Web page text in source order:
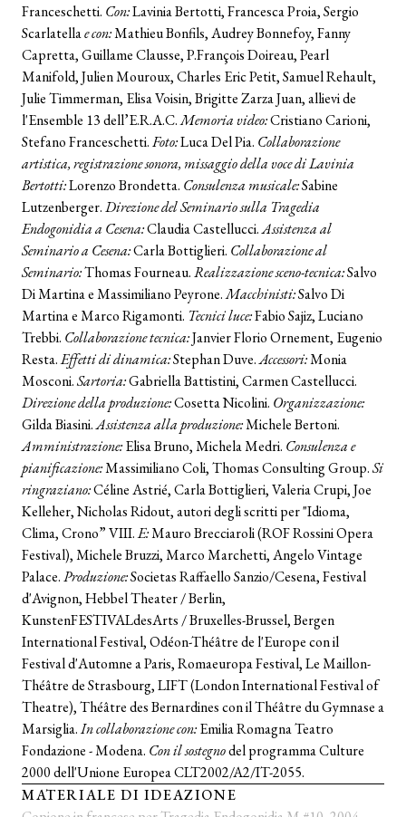
Franceschetti. Con:Lavinia Bertotti, Francesca Proia, Sergio
Scarlatellae con:Mathieu Bonfils, Audrey Bonnefoy, Fanny
Capretta, Guillame Clausse, P.François Doireau, Pearl
Manifold, Julien Mouroux, Charles Eric Petit, Samuel Rehault,
Julie Timmerman, Elisa Voisin, Brigitte Zarza Juan, allievi de
l'Ensemble 13 dell’E.R.A.C.Memoria video:Cristiano Carioni,
Stefano Franceschetti.Foto:Luca Del Pia. Collaborazione
artistica, registrazione sonora, missaggio della voce di Lavinia
Bertotti:Lorenzo Brondetta. Consulenza musicale:Sabine
Lutzenberger.Direzione del Seminario sulla Tragedia
Endogonidia a Cesena:Claudia Castellucci.Assistenza al
Seminario a Cesena:Carla Bottiglieri. Collaborazione al
Seminario:Thomas Fourneau.Realizzazione sceno-tecnica:Salvo
Di Martina e Massimiliano Peyrone.Macchinisti:Salvo Di
Martina e Marco Rigamonti. Tecnici luce:Fabio Sajiz, Luciano
Trebbi. Collaborazione tecnica:Janvier Florio Ornement, Eugenio
Resta.Effetti di dinamica:Stephan Duve.Accessori:Monia
Mosconi.Sartoria:Gabriella Battistini, Carmen Castellucci.
Direzione della produzione:Cosetta Nicolini. Organizzazione:
Gilda Biasini.Assistenza alla produzione:Michele Bertoni.
Amministrazione:Elisa Bruno, Michela Medri. Consulenza e
pianificazione:Massimiliano Coli, Thomas Consulting Group.Si
ringraziano:Céline Astrié, Carla Bottiglieri, Valeria Crupi, Joe
Kelleher, Nicholas Ridout, autori degli scritti per "Idioma,
Clima, Crono” VIII.E:Mauro Brecciaroli (ROF Rossini Opera
Festival), Michele Bruzzi, Marco Marchetti, Angelo Vintage
Palace.Produzione:Societas Raffaello Sanzio/Cesena, Festival
d'Avignon, Hebbel Theater / Berlin,
KunstenFESTIVALdesArts / Bruxelles-Brussel, Bergen
International Festival, Odéon-Théâtre de l'Europe con il
Festival d'Automne a Paris, Romaeuropa Festival, Le Maillon-
Théâtre de Strasbourg, LIFT (London International Festival of
Theatre), Théâtre des Bernardines con il Théâtre du Gymnase a
Marsiglia.In collaborazione con:Emilia Romagna Teatro
Fondazione - Modena. Con il sostegnodel programma Culture
2000 dell'Unione Europea CLT2002/A2/IT-2055.
MATERIALE DI IDEAZIONE